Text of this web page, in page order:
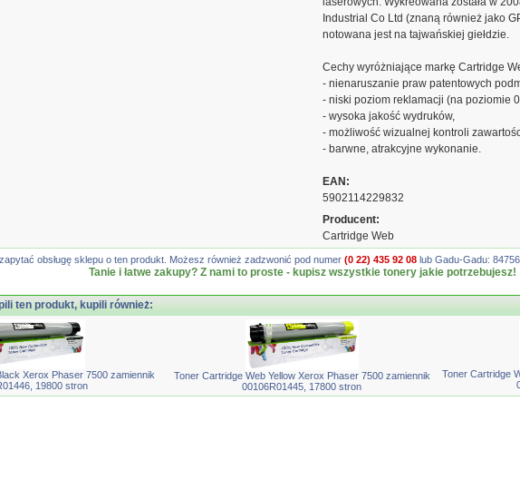
Industrial Co Ltd (znaną również jako
notowana jest na tajwańskiej giełdzie.
Cechy wyróżniające markę Cartridge
- nienaruszanie praw patentowych
- niski poziom reklamacji (na poziomie
- wysoka jakość wydruków,
- możliwość wizualnej kontroli
- barwne, atrakcyjne wykonanie.
EAN:
5902114229832
Producent:
Cartridge Web
obsługę sklepu o ten produkt. Możesz również zadzwonić pod numer (0 22) 435 92 08lub Gadu-Gadu:
Tanie i łatwe zakupy? Z nami to proste - kupisz wszystkie tonery jakie potrzebujesz!
ten produkt, kupili również:
Xerox Phaser 7500 zamiennik
19800 stron
Toner Cartridge Web Yellow Xerox Phaser 7500 zamiennik
00106R01445, 17800 stron
Toner Cartridge